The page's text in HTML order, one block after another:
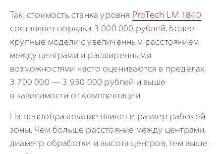
Так, стоимость станка уровня ProTech LM 1840
составляет порядка 3 000 000 рублей. Более
крупные модели с увеличенным расстоянием
между центрами и расширенными
возможностями часто оцениваются в пределах
3 700 000 — 3 950 000 рублей и выше
в зависимости от комплектации.
На ценообразование влияет и размер рабочей
зоны. Чем больше расстояние между центрами,
диаметр обработки и высота центров, тем выше